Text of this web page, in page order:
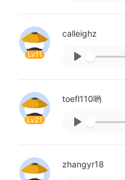
Lv11
calleighz
Lv21
toefl110哟
zhangyr18